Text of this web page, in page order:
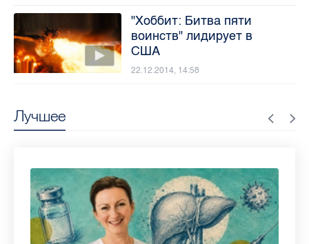
Лучшее
"Хоббит: Битва пяти
воинств" лидирует в
США
22.12.2014, 14:58